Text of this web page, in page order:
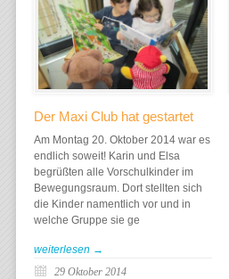
Der Maxi Club hat gestartet
Am Montag 20. Oktober 2014 war es
endlich soweit! Karin und Elsa
begrüßten alle Vorschulkinder im
Bewegungsraum. Dort stellten sich
die Kinder namentlich vor und in
welche Gruppe sie ge
weiterlesen →
29 Oktober 2014